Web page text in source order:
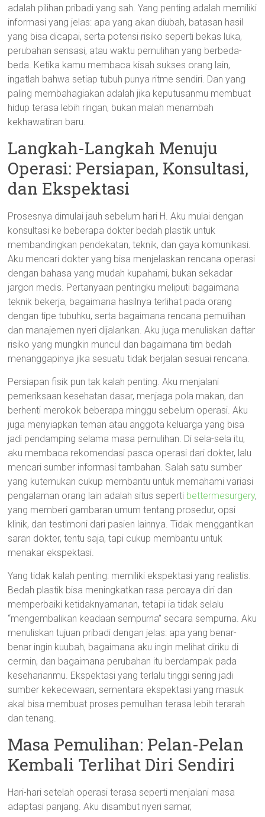
adalah pilihan pribadi yang sah. Yang penting adalah memiliki
informasi yang jelas: apa yang akan diubah, batasan hasil
yang bisa dicapai, serta potensi risiko seperti bekas luka,
perubahan sensasi, atau waktu pemulihan yang berbeda-
beda. Ketika kamu membaca kisah sukses orang lain,
ingatlah bahwa setiap tubuh punya ritme sendiri. Dan yang
paling membahagiakan adalah jika keputusanmu membuat
hidup terasa lebih ringan, bukan malah menambah
kekhawatiran baru.
Langkah-Langkah Menuju
Operasi: Persiapan, Konsultasi,
dan Ekspektasi
Prosesnya dimulai jauh sebelum hari H. Aku mulai dengan
konsultasi ke beberapa dokter bedah plastik untuk
membandingkan pendekatan, teknik, dan gaya komunikasi.
Aku mencari dokter yang bisa menjelaskan rencana operasi
dengan bahasa yang mudah kupahami, bukan sekadar
jargon medis. Pertanyaan pentingku meliputi bagaimana
teknik bekerja, bagaimana hasilnya terlihat pada orang
dengan tipe tubuhku, serta bagaimana rencana pemulihan
dan manajemen nyeri dijalankan. Aku juga menuliskan daftar
risiko yang mungkin muncul dan bagaimana tim bedah
menanggapinya jika sesuatu tidak berjalan sesuai rencana.
Persiapan fisik pun tak kalah penting. Aku menjalani
pemeriksaan kesehatan dasar, menjaga pola makan, dan
berhenti merokok beberapa minggu sebelum operasi. Aku
juga menyiapkan teman atau anggota keluarga yang bisa
jadi pendamping selama masa pemulihan. Di sela-sela itu,
aku membaca rekomendasi pasca operasi dari dokter, lalu
mencari sumber informasi tambahan. Salah satu sumber
yang kutemukan cukup membantu untuk memahami variasi
pengalaman orang lain adalah situs seperti bettermesurgery,
yang memberi gambaran umum tentang prosedur, opsi
klinik, dan testimoni dari pasien lainnya. Tidak menggantikan
saran dokter, tentu saja, tapi cukup membantu untuk
menakar ekspektasi.
Yang tidak kalah penting: memiliki ekspektasi yang realistis.
Bedah plastik bisa meningkatkan rasa percaya diri dan
memperbaiki ketidaknyamanan, tetapi ia tidak selalu
“mengembalikan keadaan sempurna” secara sempurna. Aku
menuliskan tujuan pribadi dengan jelas: apa yang benar-
benar ingin kuubah, bagaimana aku ingin melihat diriku di
cermin, dan bagaimana perubahan itu berdampak pada
keseharianmu. Ekspektasi yang terlalu tinggi sering jadi
sumber kekecewaan, sementara ekspektasi yang masuk
akal bisa membuat proses pemulihan terasa lebih terarah
dan tenang.
Masa Pemulihan: Pelan-Pelan
Kembali Terlihat Diri Sendiri
Hari-hari setelah operasi terasa seperti menjalani masa
adaptasi panjang. Aku disambut nyeri samar,